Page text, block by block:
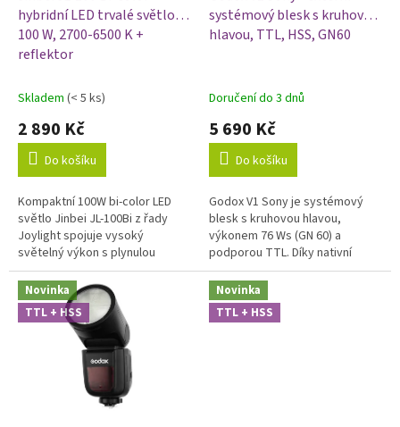
hybridní LED trvalé světlo -
100 W, 2700-6500 K +
reflektor
Skladem (< 5 ks)
2 890 Kč
Do košíku
Kompaktní 100W bi-color LED
světlo Jinbei JL-100Bi z řady
Joylight spojuje vysoký
světelný výkon s plynulou
změnou teploty chromatičnosti
2 700–6 500 K a věrným podáním
barev...
systémový blesk s kruhovou
hlavou, TTL, HSS, GN60
Doručení do 3 dnů
5 690 Kč
Do košíku
Godox V1 Sony je systémový
blesk s kruhovou hlavou,
výkonem 76 Ws (GN 60) a
podporou TTL. Díky nativní
patici Sony Multi Interface (Mi-
shoe) ho nasadíte bez redukce.
Jako první...
Novinka
TTL + HSS
Novinka
TTL + HSS